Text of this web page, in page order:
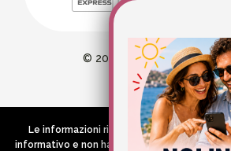
© 2026 Wellvit All Rights
Credits:Aries
Le informazioni riportate nel Sito hanno
informativo e non hanno in alcun modo né la